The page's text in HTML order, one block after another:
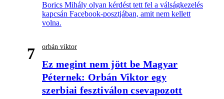
Borics Mihály olyan kérdést tett fel a válságkezelés
kapcsán Facebook-posztjában, amit nem kellett
volna.
7 orbán viktor
Ez megint nem jött be Magyar
Péternek: Orbán Viktor egy
szerbiai fesztiválon csevapozott